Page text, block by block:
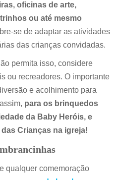
oficinas de arte,
ou até mesmo
se de adaptar as atividades
das crianças convidadas.
permita isso, considere
ou recreadores. O importante
e acolhimento para
para os brinquedos
da Baby Heróis, e
Crianças na igreja!
qualquer comemoração